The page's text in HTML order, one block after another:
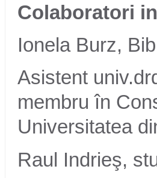
Colaboratori
Ionela Burz,
Asistent
membru în
Universitatea
Raul Indrieş,